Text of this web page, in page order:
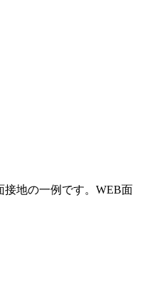
地の一例です。WEB面